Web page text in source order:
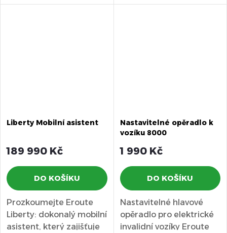
pedály. Výkon, komfort...
Liberty Mobilní asistent
189 990 Kč
DO KOŠÍKU
Prozkoumejte Eroute
Liberty: dokonalý mobilní
asistent, který zajišťuje
Nastavitelné opěradlo k
vozíku 8000
1 990 Kč
DO KOŠÍKU
Nastavitelné hlavové
opěradlo pro elektrické
invalidní vozíky Eroute